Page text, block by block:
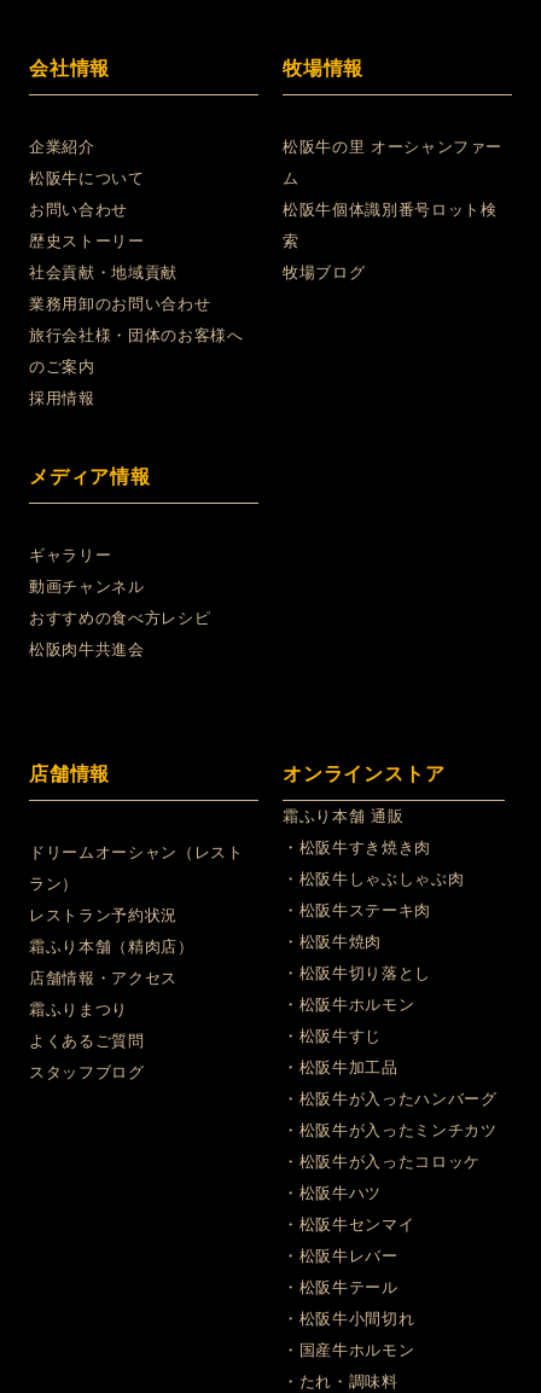
会社情報
企業紹介
松阪牛について
お問い合わせ
歴史ストーリー
社会貢献・地域貢献
業務用卸のお問い合わせ
旅行会社様・団体のお客様へ
のご案内
採用情報
メディア情報
ギャラリー
動画チャンネル
おすすめの食べ方レシピ
松阪肉牛共進会
牧場情報
松阪牛の里 オーシャンファー
ム
松阪牛個体識別番号ロット検
索
牧場ブログ
店舗情報
ドリームオーシャン（レスト
ラン）
レストラン予約状況
霜ふり本舗（精肉店）
店舗情報・アクセス
霜ふりまつり
よくあるご質問
スタッフブログ
オンラインストア
霜ふり本舗 通販
・松阪牛すき焼き肉
・松阪牛しゃぶしゃぶ肉
・松阪牛ステーキ肉
・松阪牛焼肉
・松阪牛切り落とし
・松阪牛ホルモン
・松阪牛すじ
・松阪牛加工品
・松阪牛が入ったハンバーグ
・松阪牛が入ったミンチカツ
・松阪牛が入ったコロッケ
・松阪牛ハツ
・松阪牛センマイ
・松阪牛レバー
・松阪牛テール
・松阪牛小間切れ
・国産牛ホルモン
・たれ・調味料